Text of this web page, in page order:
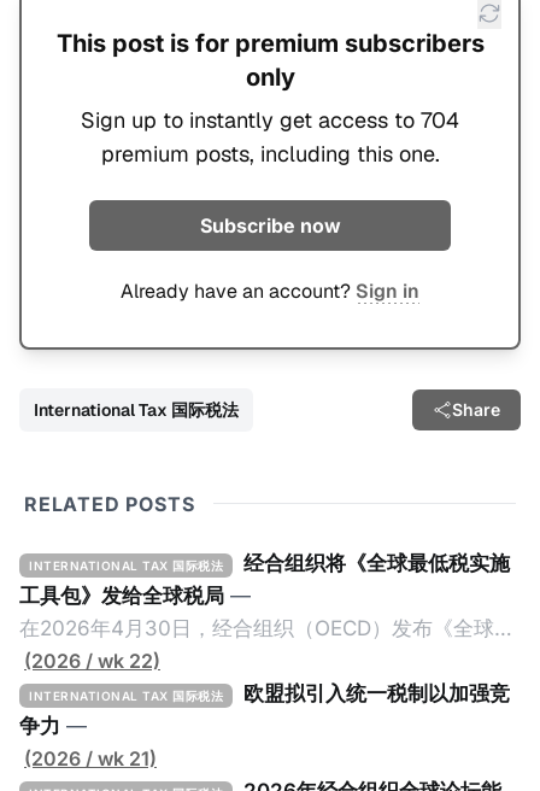
This post is for premium subscribers
only
Sign up to instantly get access to 704
premium posts, including this one.
Subscribe now
Already have an account? Sign in
International Tax 国际税法 Share
RELATED POSTS
INTERNATIONAL TAX 国际税法
经合组织将《全球最低税实施
工具包》发给全球税局 —
在2026年4月30日，经合组织（OECD）发布《全球最
低税实施工具包》（The Global Minimum Tax
Implementation Toolkit），为各国税务机关和政策制
定者提供一套可操作的路线图，以确保全球最低税规则
协调一致、高效落地。 《工具包》的主要内容总结如
(2026 / wk 22)
INTERNATIONAL TAX 国际税法
欧盟拟引入统一税制以加强竞
争力 —
(2026 / wk 21)